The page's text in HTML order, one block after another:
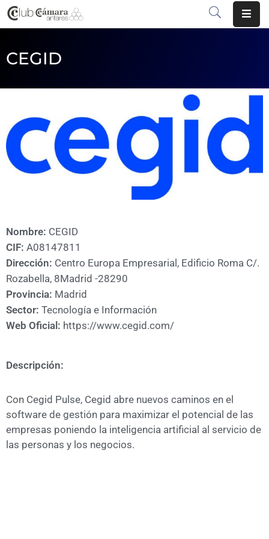
INICIO
CENTRO
DE
NEGOCIOS
SERVICIOS
EMPRESAS
VOLVER
A
CÁMARA
CEGID
Nombre: CEGID
CIF: A08147811
Dirección: Centro Europa Empresarial, Edificio Roma C/.
Rozabella, 8Madrid -28290
Provincia: Madrid
Sector: Tecnología e Información
Web Oficial: https://www.cegid.com/
Descripción:
Con Cegid Pulse, Cegid abre nuevos caminos en el
software de gestión para maximizar el potencial de las
empresas poniendo la inteligencia artificial al servicio de
las personas y los negocios.